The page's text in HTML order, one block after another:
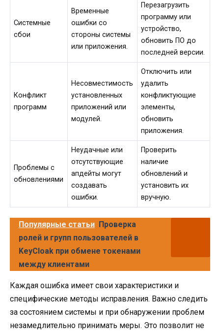
Системные
сбои
Временные
ошибки со
стороны системы
или приложения.
Перезагрузить
программу или
устройство,
обновить ПО до
последней версии.
Конфликт
программ
Несовместимость
установленных
приложений или
модулей.
Отключить или
удалить
конфликтующие
элементы,
обновить
приложения.
Проблемы с
обновлениями
Неудачные или
отсутствующие
апдейты могут
создавать
ошибки.
Проверить
наличие
обновлений и
установить их
вручную.
Популярные статьи Проверка
ролей и групп пользователей в
KeyCloak при обмене токенами
между клиентами
Каждая ошибка имеет свои характеристики и
специфические методы исправления. Важно следить
за состоянием системы и при обнаружении проблем
незамедлительно принимать меры. Это позволит не